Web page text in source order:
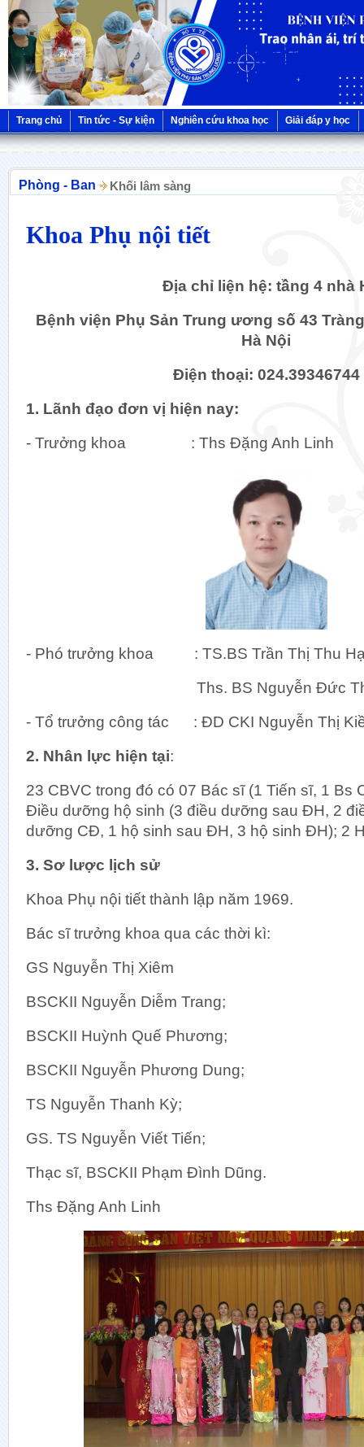
Trang chủ Tin tức - Sự kiện Nghiên cứu khoa học Giải đáp y học
Phòng - Ban Khối lâm sàng
Khoa Phụ nội tiết
Địa chỉ liện hệ: tầng 4 nhà
Bệnh viện Phụ Sản Trung ương số 43
Hà Nội
Điện thoại: 024.39346744
1. Lãnh đạo đơn vị hiện nay:
- Trưởng khoa : Ths Đặng Anh Linh
- Phó trưởng khoa : TS.BS Trần Thị Thu
Ths. BS Nguyễn Đức
- Tổ trưởng công tác : ĐD CKI Nguyễn Thị
2. Nhân lực hiện tại:
23 CBVC trong đó có 07 Bác sĩ (1 Tiến sĩ, 1 Bs
Điều dưỡng hộ sinh (3 điều dưỡng sau ĐH, 2
dưỡng CĐ, 1 hộ sinh sau ĐH, 3 hộ sinh ĐH); 2
3. Sơ lược lịch sử
Khoa Phụ nội tiết thành lập năm 1969.
Bác sĩ trưởng khoa qua các thời kì:
GS Nguyễn Thị Xiêm
BSCKII Nguyễn Diễm Trang;
BSCKII Huỳnh Quế Phương;
BSCKII Nguyễn Phương Dung;
TS Nguyễn Thanh Kỳ;
GS. TS Nguyễn Viết Tiến;
Thạc sĩ, BSCKII Phạm Đình Dũng.
Ths Đặng Anh Linh
Khoa
Khoa
Khoa
Khoa Vi